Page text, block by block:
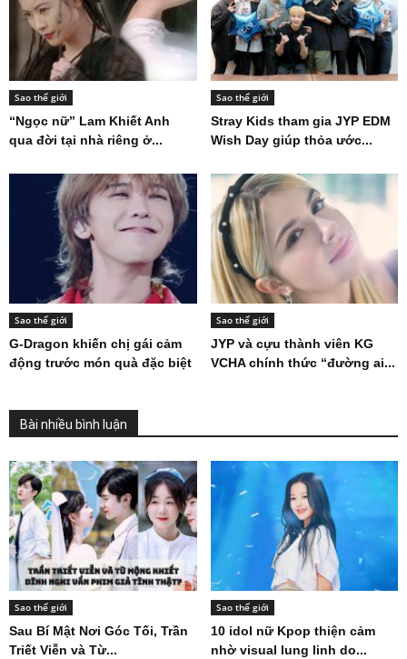
Sao thế giới
“Ngọc nữ” Lam Khiết Anh
qua đời tại nhà riêng ở...
Sao thế giới
Stray Kids tham gia JYP EDM
Wish Day giúp thỏa ước...
Sao thế giới
G-Dragon khiến chị gái cảm
động trước món quà đặc biệt
Sao thế giới
JYP và cựu thành viên KG
VCHA chính thức “đường ai...
Bài nhiều bình luận
Sao thế giới
Sau Bí Mật Nơi Góc Tối, Trần
Triết Viễn và Từ...
Sao thế giới
10 idol nữ Kpop thiện cảm
nhờ visual lung linh do...